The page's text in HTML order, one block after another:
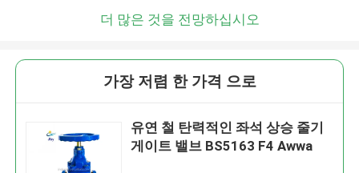
더 많은 것을 전망하십시오
가장 저렴 한 가격 으로
유연 철 탄력적인 좌석 상승 줄기
게이트 밸브 BS5163 F4 Awwa